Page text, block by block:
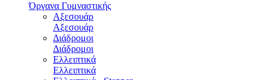
Όργανα Γυμναστικής
Αξεσουάρ
Αξεσουάρ
Διάδρομοι
Διάδρομοι
Ελλειπτικά
Ελλειπτικά